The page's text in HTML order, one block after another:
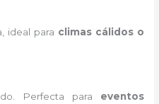
ideal para climas cálidos o
Perfecta para eventos